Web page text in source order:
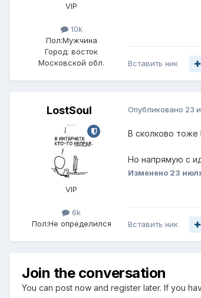
VIP
10k
Пол:Мужчина
Город: восток
Московской обл.
Вставить ник
LostSoul
VIP
6k
Пол:Не определился
Опубликовано 23
В сколково
Но напрямую с
Изменено 23
Вставить ник
Join the conversation
You can post now and register later. If you